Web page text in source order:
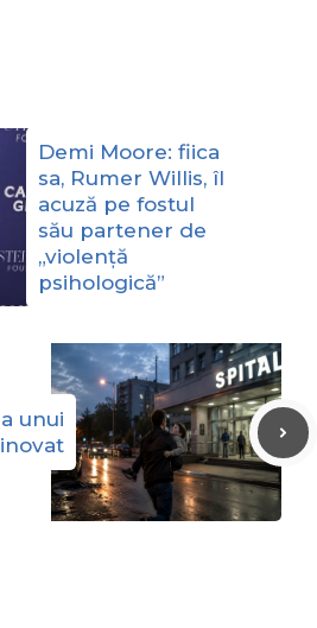
Demi Moore: fiica
sa, Rumer Willis, îl
acuză pe fostul
său partener de
„violență
psihologică”
unui